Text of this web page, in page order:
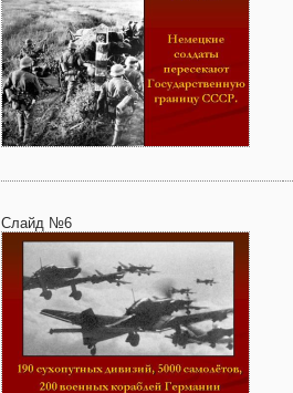
Слайд №6